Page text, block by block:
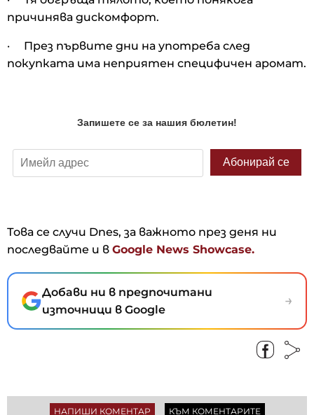
причинява дискомфорт.
· През първите дни на употреба след
покупката има неприятен специфичен аромат.
Това се случи Dnes, за важното през деня ни
последвайте и в Google News Showcase.
Добави ни в предпочитани
източници в Google
→
НАПИШИ КОМЕНТАР КЪМ КОМЕНТАРИТЕ